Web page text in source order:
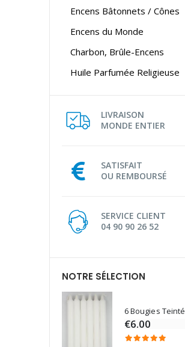
Encens Bâtonnets / Cônes
Encens du Monde
Charbon, Brûle-Encens
Huile Parfumée Religieuse
LIVRAISON
MONDE ENTIER
SATISFAIT
OU REMBOURSÉ
SERVICE CLIENT
04 90 90 26 52
NOTRE SÉLECTION
€6.00